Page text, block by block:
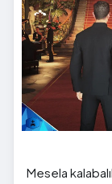
Mesela